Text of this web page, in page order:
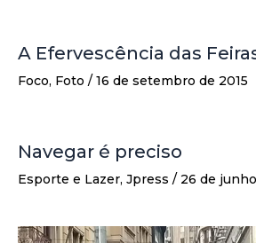
A Efervescência das
Foco, Foto / 16 de setembro de 2015
Navegar é preciso
Esporte e Lazer, Jpress / 26 de